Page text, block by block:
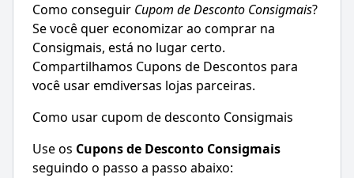
Como conseguir Cupom de Desconto Consigmais?
Se você quer economizar ao comprar na
Consigmais, está no lugar certo.
Compartilhamos Cupons de Descontos para
você usar emdiversas lojas parceiras.
Como usar cupom de desconto Consigmais
Use os Cupons de Desconto Consigmais
seguindo o passo a passo abaixo: